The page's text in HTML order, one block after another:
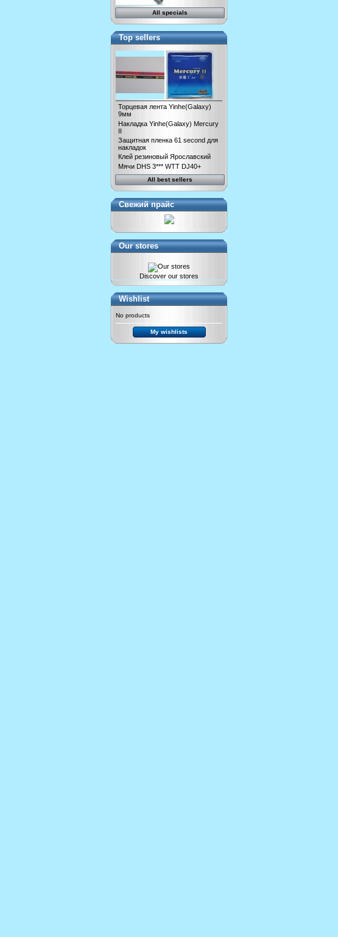
All specials
Top sellers
Торцевая лента Yinhe(Galaxy)
9мм
Накладка Yinhe(Galaxy) Mercury
II
Защитная пленка 61 second для
накладок
Клей резиновый Ярославский
Мячи DHS 3*** WTT DJ40+
All best sellers
Свежий прайс
Our stores
Discover our stores
Wishlist
No products
My wishlists